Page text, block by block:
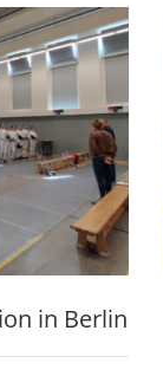
in Berlin